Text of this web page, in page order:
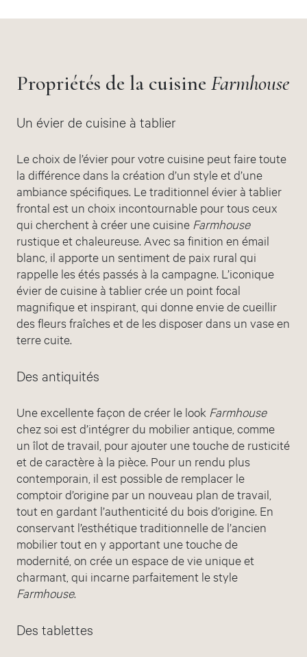
Propriétés de la cuisine Farmhouse
Un évier de cuisine à tablier
Le choix de l’évier pour votre cuisine peut faire toute
la différence dans la création d’un style et d’une
ambiance spécifiques. Le traditionnel évier à tablier
frontal est un choix incontournable pour tous ceux
qui cherchent à créer une cuisine Farmhouse
rustique et chaleureuse. Avec sa finition en émail
blanc, il apporte un sentiment de paix rural qui
rappelle les étés passés à la campagne. L’iconique
évier de cuisine à tablier crée un point focal
magnifique et inspirant, qui donne envie de cueillir
des fleurs fraîches et de les disposer dans un vase en
terre cuite.
Des antiquités
Une excellente façon de créer le look Farmhouse
chez soi est d’intégrer du mobilier antique, comme
un îlot de travail, pour ajouter une touche de rusticité
et de caractère à la pièce. Pour un rendu plus
contemporain, il est possible de remplacer le
comptoir d’origine par un nouveau plan de travail,
tout en gardant l’authenticité du bois d’origine. En
conservant l’esthétique traditionnelle de l’ancien
mobilier tout en y apportant une touche de
modernité, on crée un espace de vie unique et
charmant, qui incarne parfaitement le style
Farmhouse.
Des tablettes